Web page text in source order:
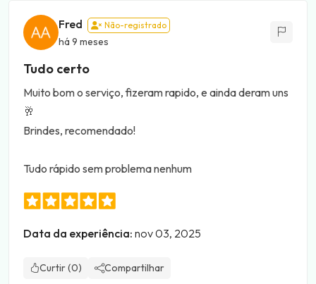
Fred Não-registrado
há 9 meses
Tudo certo
Muito bom o serviço, fizeram rapido, e ainda deram uns
🥂
Brindes, recomendado!
Tudo rápido sem problema nenhum
Data da experiência: nov 03, 2025
Curtir (0) Compartilhar